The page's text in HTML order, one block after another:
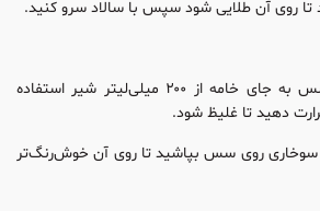
۱- می‌توانید برای تهیه سس به جای خامه از ۲۰۰ میلی‌لیتر شیر استفاده
دهید تا غلیظ شود.
سوخاری روی سس بپاشید تا روی آن خوش‌رنگ‌تر